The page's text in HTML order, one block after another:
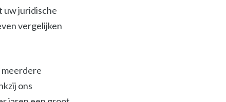
uw juridische
vergelijken
meerdere
ons